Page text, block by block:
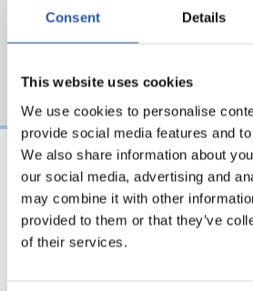
Consent Details
This website uses cookies
We use cookies to personalise
provide social media features and
We also share information about
our social media, advertising and
may combine it with other
provided to them or that they’ve
of their services.
Ya trabaja en